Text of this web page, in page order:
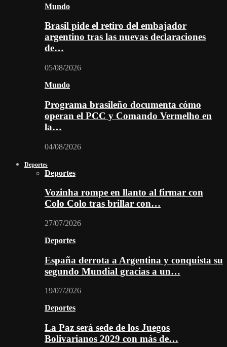
Mundo
Brasil pide el retiro del embajador
argentino tras las nuevas declaraciones
de…
05/08/2026
Mundo
Programa brasileño documenta cómo
operan el PCC y Comando Vermelho en
la…
04/08/2026
Deportes
Deportes
Vozinha rompe en llanto al firmar con
Colo Colo tras brillar con…
27/07/2026
Deportes
España derrota a Argentina y conquista su
segundo Mundial gracias a un…
19/07/2026
Deportes
La Paz será sede de los Juegos
Bolivarianos 2029 con más de…